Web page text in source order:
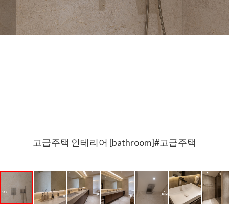
고급주택 인테리어 [bathroom]#고급주택